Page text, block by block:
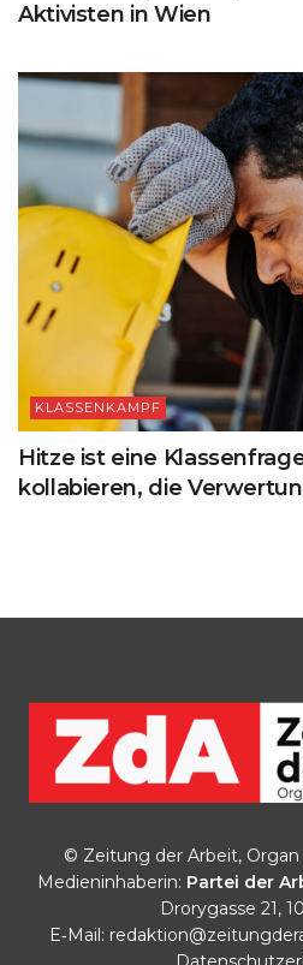
Aktivisten in Wien
KLASSENKAMPF
Hitze ist eine
kollabieren, die
© Zeitung der Arbeit,
Medieninhaberin: Partei der
Drorygasse 21,
E‑Mail: